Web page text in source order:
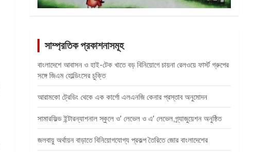
সাম্প্রতিক প্রকাশনাসমূহ
বাংলাদেশে আবাসন ও হাই-টেক খাতে বড় বিনিয়োগে চায়না রেলওয়ে ফার্স্ট গ্রুপের
সঙ্গে জিএম হোল্ডিংসের চুক্তি
আরামকো ট্রেডিং থেকে এক কার্গো এলএনজি কেনার প্রস্তাব অনুমোদন
সামারফিল্ড ইন্টারন্যাশনাল স্কুলে ও’ লেভেল ও এ’ লেভেল গ্র্যাজুয়েশন অনুষ্ঠিত
জলবায়ু অর্থায়ন বাড়াতে বিনিয়োগযোগ্য প্রকল্প তৈরিতে জোর বাংলাদেশের